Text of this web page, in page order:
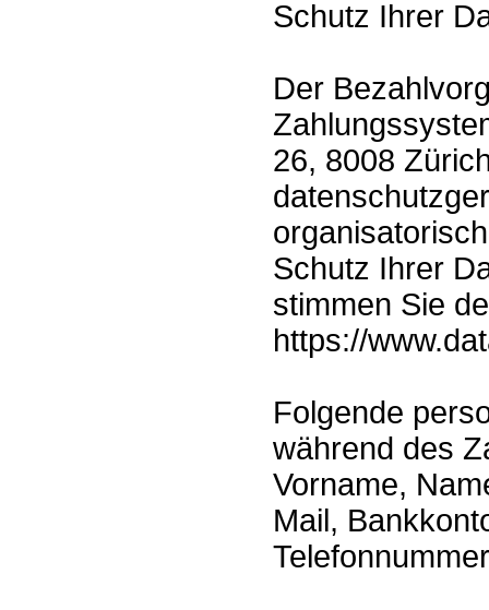
Schutz Ihrer
Der
26, 8008
Schutz Ihrer
stimmen Sie
https://
Folgende
während des
Vorname,
Mail,